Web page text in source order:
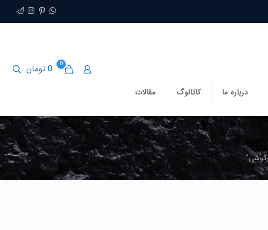
درباره ما کاتالوگ مقالات
0 0 تومان